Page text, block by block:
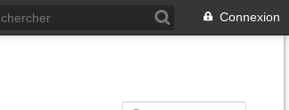
Connexion